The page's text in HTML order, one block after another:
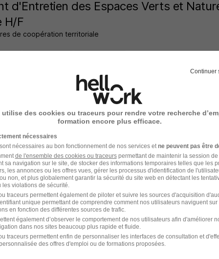
d'Entretien des Espaces Verts et
H/F
de coopération territoriale
n’est plus disponible depuis le 30/05/26
d'Entretien des Espaces Verts et
H/F
- 37 Fonctionnaire Temps partiel
n’est plus disponible depuis le 30/05/26
d'Entretien des Espaces Verts et
Continuer
utilise des cookies ou traceurs pour rendre votre recherche
formation encore plus efficace.
nécessaires
nécessaires au bon fonctionnement de nos services et ne peuvent pas être
de l'ensemble des cookies ou traceurspermettant de maintenir la session
sa navigation sur le site, de stocker des informations temporaires telles que les
les annonces ou les offres vues, gérer les processus d'identification de
non, et plus globalement garantir la sécurité du site web en détectant les
violations de sécurité.
traceurs permettent également de piloter et suivre les sources d'acquisition
unique permettant de comprendre comment nos utilisateurs naviguent sur
en fonction des différentes sources de trafic.
également d’observer le comportement de nos utilisateurs afin d'améliorer
dans nos sites beaucoup plus rapide et fluide.
traceurs permettent enfin de personnaliser les interfaces de consultation et
des offres d'emploi ou de formations proposées.